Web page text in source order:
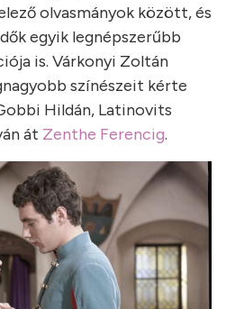
olvasmányok között, és
egyik legnépszerűbb
is. Várkonyi Zoltán
színészeit kérte
Hildán, Latinovits
át Zenthe Ferencig.